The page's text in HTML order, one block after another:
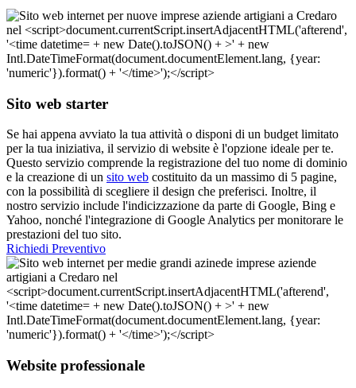
Sito web starter
Se hai appena avviato la tua attività o disponi di un budget limitato
per la tua iniziativa, il servizio di website è l'opzione ideale per te.
Questo servizio comprende la registrazione del tuo nome di dominio
e la creazione di un sito web costituito da un massimo di 5 pagine,
con la possibilità di scegliere il design che preferisci. Inoltre, il
nostro servizio include l'indicizzazione da parte di Google, Bing e
Yahoo, nonché l'integrazione di Google Analytics per monitorare le
prestazioni del tuo sito.
Richiedi Preventivo
Website professionale